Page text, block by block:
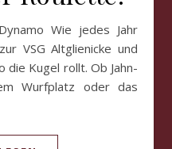
VSG Altglienicke und
die Kugel rollt. Ob Jahn-
Wurfplatz oder das